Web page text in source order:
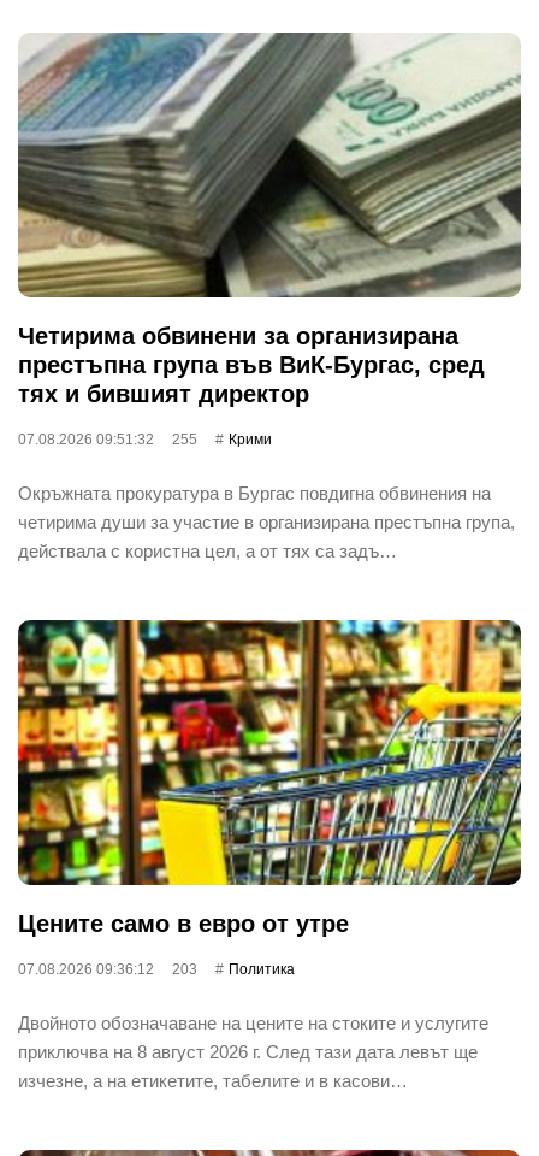
Четирима обвинени за организирана
престъпна група във ВиК-Бургас, сред
тях и бившият директор
07.08.2026 09:51:32 255 Крими
Окръжната прокуратура в Бургас повдигна обвинения на
четирима души за участие в организирана престъпна група,
действала с користна цел, а от тях са задъ…
Цените само в евро от утре
07.08.2026 09:36:12 203 Политика
Двойното обозначаване на цените на стоките и услугите
приключва на 8 август 2026 г. След тази дата левът ще
изчезне, а на етикетите, табелите и в касови…